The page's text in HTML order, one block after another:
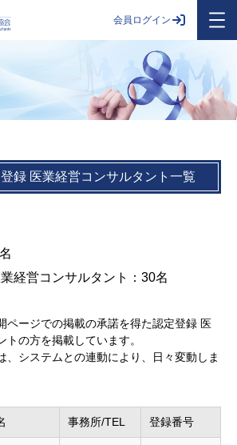
会員ログイン
録 医業経営コンサルタント一覧
経営コンサルタント：30名
ページでの掲載の承諾を得た認定登録 医
トの方を掲載しています。
、システムとの連動により、日々変動しま
事務所/TEL 登録番号